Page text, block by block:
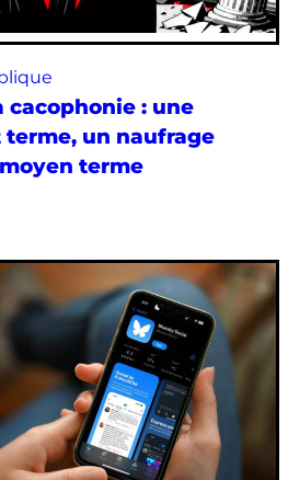
cacophonie : une
un naufrage
terme